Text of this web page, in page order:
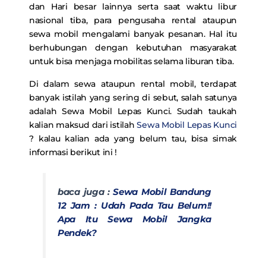
dan Hari besar lainnya serta saat waktu libur
nasional tiba, para pengusaha rental ataupun
sewa mobil mengalami banyak pesanan. Hal itu
berhubungan dengan kebutuhan masyarakat
untuk bisa menjaga mobilitas selama liburan tiba.
Di dalam sewa ataupun rental mobil, terdapat
banyak istilah yang sering di sebut, salah satunya
adalah Sewa Mobil Lepas Kunci. Sudah taukah
kalian maksud dari istilahSewa Mobil Lepas Kunci
? kalau kalian ada yang belum tau, bisa simak
informasi berikut ini !
baca juga :Sewa Mobil Bandung
12 Jam : Udah Pada Tau Belum!!
Apa Itu Sewa Mobil Jangka
Pendek?